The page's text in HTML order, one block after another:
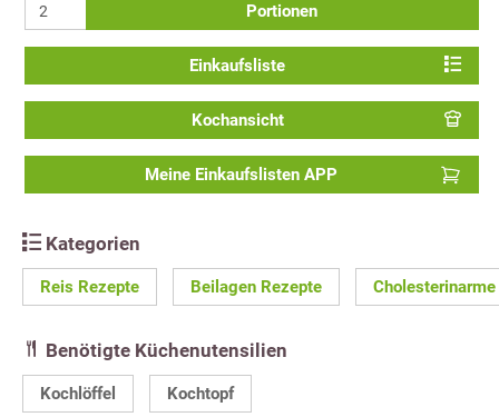
Portionen
Einkaufsliste
Kochansicht
Meine Einkaufslisten APP
Kategorien
Reis Rezepte Beilagen Rezepte
Benötigte Küchenutensilien
Kochlöffel Kochtopf